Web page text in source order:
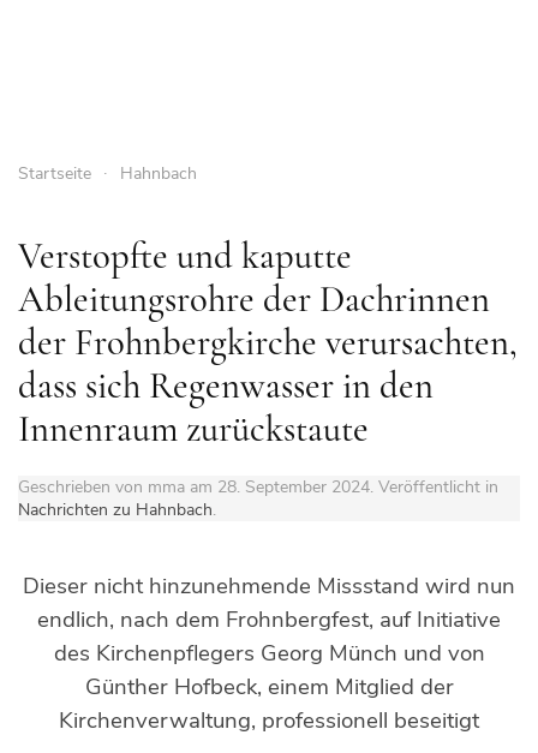
Startseite Hahnbach
Verstopfte und kaputte
Ableitungsrohre der Dachrinnen
der Frohnbergkirche verursachten,
dass sich Regenwasser in den
Innenraum zurückstaute
Geschrieben von mma am 28. September 2024. Veröffentlicht in
Nachrichten zu Hahnbach.
Dieser nicht hinzunehmende Missstand wird nun
endlich, nach dem Frohnbergfest, auf Initiative
des Kirchenpflegers Georg Münch und von
Günther Hofbeck, einem Mitglied der
Kirchenverwaltung, professionell beseitigt